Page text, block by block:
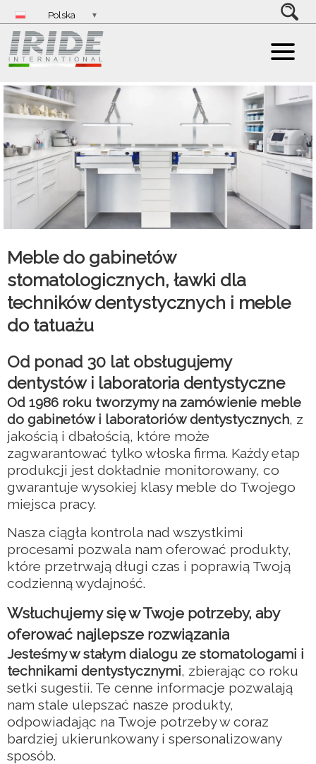
Polska ▼
Meble do gabinetów
stomatologicznych, ławki dla
techników dentystycznych i meble
do tatuażu
Od ponad 30 lat obsługujemy
dentystów i laboratoria dentystyczne
Od 1986 roku tworzymy na zamówienie meble
do gabinetów i laboratoriów dentystycznych, z
jakością i dbałością, które może
zagwarantować tylko włoska firma. Każdy etap
produkcji jest dokładnie monitorowany, co
gwarantuje wysokiej klasy meble do Twojego
miejsca pracy.
Nasza ciągła kontrola nad wszystkimi
procesami pozwala nam oferować produkty,
które przetrwają długi czas i poprawią Twoją
codzienną wydajność.
Wsłuchujemy się w Twoje potrzeby, aby
oferować najlepsze rozwiązania
Jesteśmy w stałym dialogu ze stomatologami i
technikami dentystycznymi, zbierając co roku
setki sugestii. Te cenne informacje pozwalają
nam stale ulepszać nasze produkty,
odpowiadając na Twoje potrzeby w coraz
bardziej ukierunkowany i spersonalizowany
sposób.